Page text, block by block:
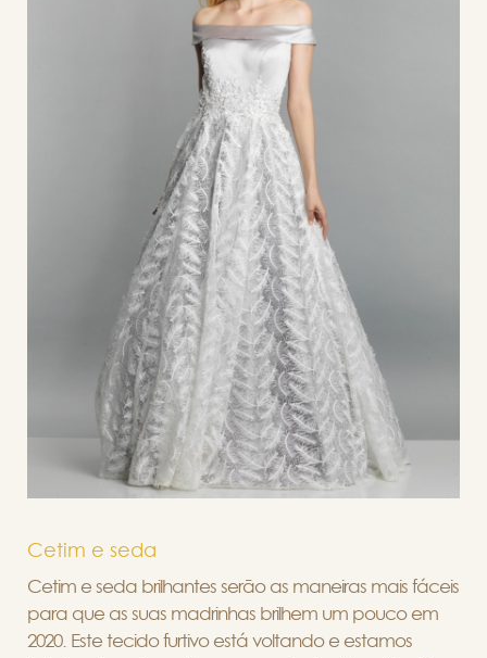
Cetim e seda
Cetim e seda brilhantes serão as maneiras mais fáceis
para que as suas madrinhas brilhem um pouco em
2020. Este tecido furtivo está voltando e estamos